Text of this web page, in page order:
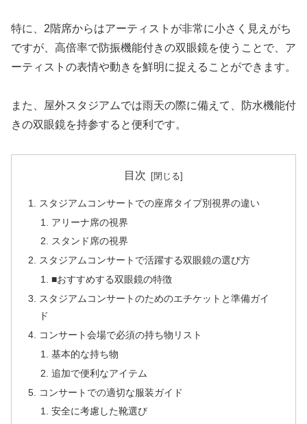
特に、2階席からはアーティストが非常に小さく見えがち
ですが、高倍率で防振機能付きの双眼鏡を使うことで、ア
ーティストの表情や動きを鮮明に捉えることができます。
また、屋外スタジアムでは雨天の際に備えて、防水機能付
きの双眼鏡を持参すると便利です。
目次
スタジアムコンサートでの座席タイプ別視界の違い
アリーナ席の視界
スタンド席の視界
スタジアムコンサートで活躍する双眼鏡の選び方
■おすすめする双眼鏡の特徴
スタジアムコンサートのためのエチケットと準備ガイ
ド
コンサート会場で必須の持ち物リスト
基本的な持ち物
追加で便利なアイテム
コンサートでの適切な服装ガイド
安全に考慮した靴選び